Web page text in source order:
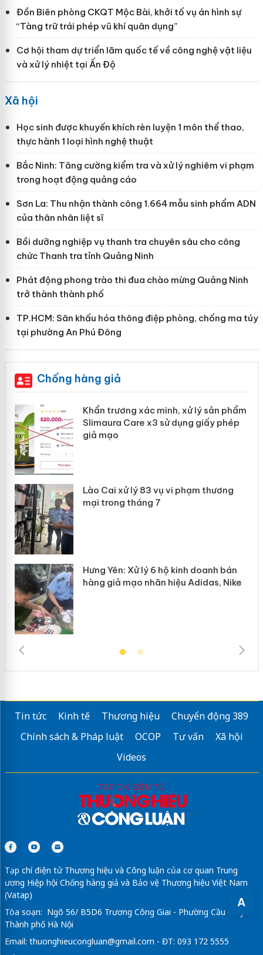
A
Đồn Biên phòng CKQT Mộc Bài, khởi tố vụ án hình sự
“Tàng trữ trái phép vũ khí quân dụng”
Cơ hội tham dự triển lãm quốc tế về công nghệ vật liệu
và xử lý nhiệt tại Ấn Độ
Xã hội
Học sinh được khuyến khích rèn luyện 1 môn thể thao,
thực hành 1 loại hình nghệ thuật
Bắc Ninh: Tăng cường kiểm tra và xử lý nghiêm vi phạm
trong hoạt động quảng cáo
Sơn La: Thu nhận thành công 1.664 mẫu sinh phẩm ADN
của thân nhân liệt sĩ
Bồi dưỡng nghiệp vụ thanh tra chuyên sâu cho công
chức Thanh tra tỉnh Quảng Ninh
Phát động phong trào thi đua chào mừng Quảng Ninh
trở thành thành phố
TP.HCM: Sân khấu hóa thông điệp phòng, chống ma túy
tại phường An Phú Đông
Chống hàng giả
Khẩn trương xác minh, xử lý sản phẩm
Slimaura Care x3 sử dụng giấy phép
giả mạo
Lào Cai xử lý 83 vụ vi phạm thương
mại trong tháng 7
Hưng Yên: Xử lý 6 hộ kinh doanh bán
hàng giả mạo nhãn hiệu Adidas, Nike
Tin tức Kinh tế Thương hiệu
Chuyển động 389
Chính sách & Pháp luật
OCOP Tư vấn
Xã hội
Videos
Tạp chí điện tử Thương hiệu và Công luận của cơ quan Trung
ương Hiệp hội Chống hàng giả và Bảo vệ Thương hiệu Việt Nam
(Vatap)
Tòa soạn: Ngõ 56/ B5D6 Trương Công Giai - Phường Cầu Giấy -
Thành phố Hà Nội
Email: thuonghieucongluan@gmail.com - ĐT: 093 172 5555